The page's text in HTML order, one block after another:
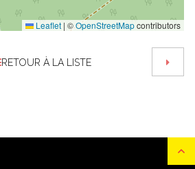
Leaflet | ©OpenStreetMapcontributors
RETOUR À LA LISTE